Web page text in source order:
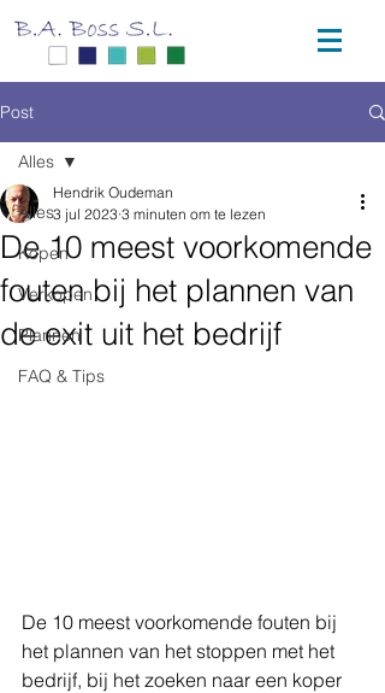
Post
Alles
Kopen
Verkopen
Plannen
FAQ & Tips
Alles
De 10 meest voorkomende
fouten bij het plannen van
de exit uit het bedrijf
Hendrik Oudeman
3 jul 2023 3 minuten om te lezen
De 10 meest voorkomende fouten bij
het plannen van het stoppen met het
bedrijf, bij het zoeken naar een koper